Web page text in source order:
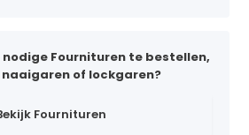
Fournituren te bestellen,
of lockgaren?
Fournituren